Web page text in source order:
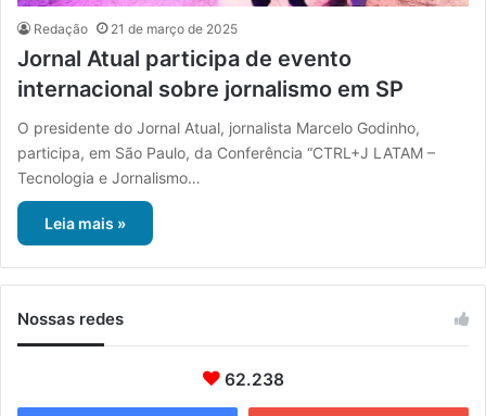
Redação 21 de março de 2025
Jornal Atual participa de evento
internacional sobre jornalismo em SP
O presidente do Jornal Atual, jornalista Marcelo Godinho,
participa, em São Paulo, da Conferência “CTRL+J LATAM –
Tecnologia e Jornalismo…
Leia mais »
Nossas redes
62.238